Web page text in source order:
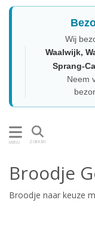
Wij
Waalwijk,
Sprang-
Neem
MENU ZOEKEN
Broodje
Broodje naar keuze